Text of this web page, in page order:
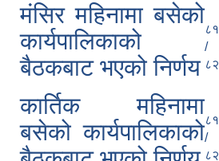
मंसिर महिनामा बसेको
कार्यपालिकाको
बैठकबाट भएको निर्णय
८१
/
८२
कार्तिक महिनामा
बसेको कार्यपालिकाको८१
/
८२